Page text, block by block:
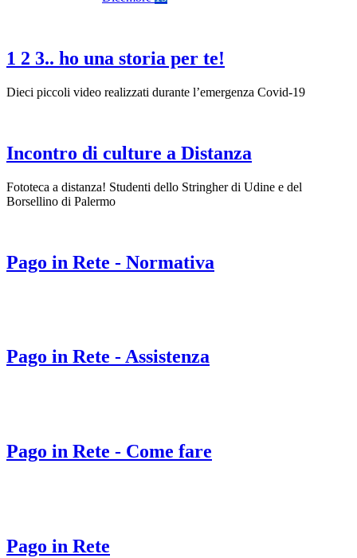
1 2 3.. ho una storia per te!
Dieci piccoli video realizzati durante l’emergenza Covid-19
Incontro di culture a Distanza
Fototeca a distanza! Studenti dello Stringher di Udine e del
Borsellino di Palermo
Pago in Rete - Normativa
Pago in Rete - Assistenza
Pago in Rete - Come fare
Pago in Rete